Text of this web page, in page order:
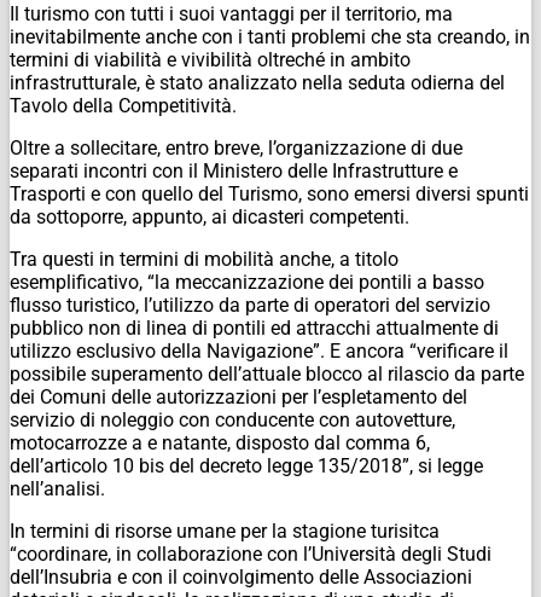
Il turismo con tutti i suoi vantaggi per il territorio, ma
inevitabilmente anche con i tanti problemi che sta creando, in
termini di viabilità e vivibilità oltreché in ambito
infrastrutturale, è stato analizzato nella seduta odierna del
Tavolo della Competitività.
Oltre a sollecitare, entro breve, l’organizzazione di due
separati incontri con il Ministero delle Infrastrutture e
Trasporti e con quello del Turismo, sono emersi diversi spunti
da sottoporre, appunto, ai dicasteri competenti.
Tra questi in termini di mobilità anche, a titolo
esemplificativo, “la meccanizzazione dei pontili a basso
flusso turistico, l’utilizzo da parte di operatori del servizio
pubblico non di linea di pontili ed attracchi attualmente di
utilizzo esclusivo della Navigazione”. E ancora “verificare il
possibile superamento dell’attuale blocco al rilascio da parte
dei Comuni delle autorizzazioni per l’espletamento del
servizio di noleggio con conducente con autovetture,
motocarrozze a e natante, disposto dal comma 6,
dell’articolo 10 bis del decreto legge 135/2018”, si legge
nell’analisi.
In termini di risorse umane per la stagione turisitca
“coordinare, in collaborazione con l’Università degli Studi
dell’Insubria e con il coinvolgimento delle Associazioni